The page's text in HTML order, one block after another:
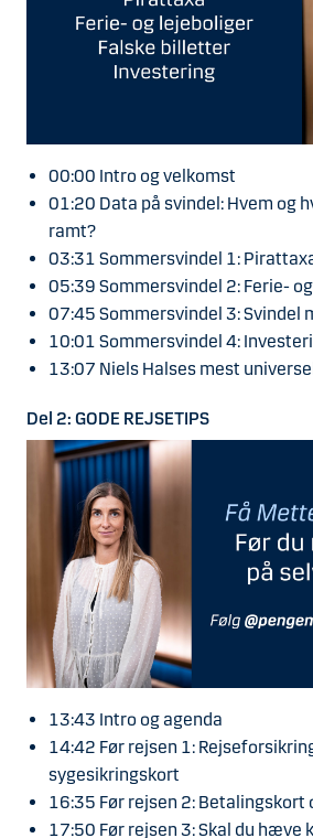
00:00 Intro og velkomst
01:20 Data på svindel: Hvem og
ramt?
03:31 Sommersvindel 1:
05:39 Sommersvindel 2: Ferie-
07:45 Sommersvindel 3: Svindel
10:01 Sommersvindel 4:
13:07 Niels Halses mest
Del 2: GODE REJSETIPS
13:43 Intro og agenda
14:42 Før rejsen 1:
sygesikringskort
16:35 Før rejsen 2: Betalingskort
17:50 Før rejsen 3: Skal du hæve